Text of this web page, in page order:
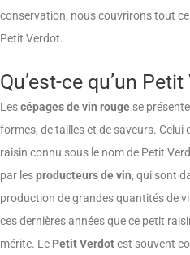
conservation, nous couvrirons tout
Petit Verdot.
Qu’est-ce qu’un
Lescépages de vin rouge se
formes, de tailles et de saveurs. Celui
raisin connu sous le nom de Petit
par lesproducteurs de vin, qui sont
production de grandes quantités de
ces dernières années que ce petit
mérite. Le Petit Verdotest souvent